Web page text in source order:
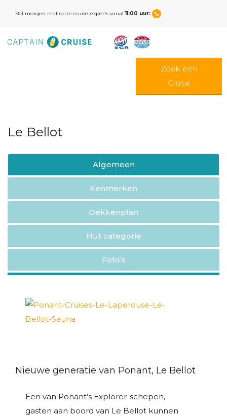
Bel morgen met onze cruise-experts vanaf11:00 uur:
Zoek een
Cruise
Le Bellot
Algemeen
Kenmerken
Dekkenplan
Hut categorie
Foto's
Nieuwe generatie van Ponant, Le Bellot
Een van Ponant’s Explorer-schepen,
gasten aan boord van Le Bellot kunnen